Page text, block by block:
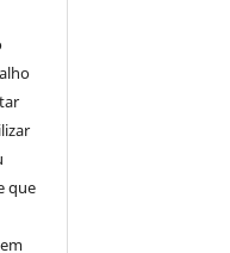
que